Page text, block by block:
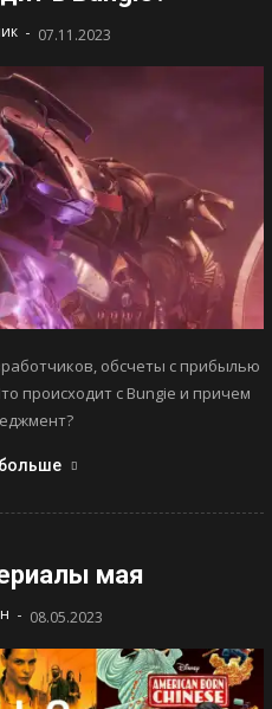
- 07.11.2023
обсчеты с прибылью
происходит с Bungie и причем
мая
- 08.05.2023